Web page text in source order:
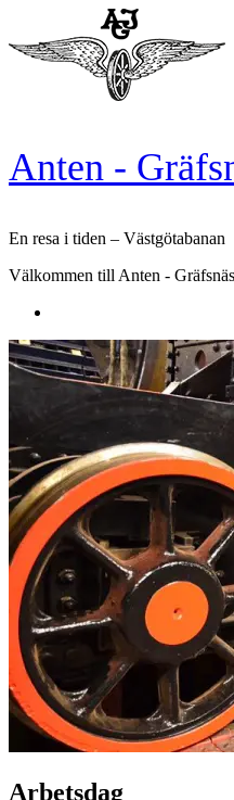
content
Anten -
En resa i tiden – Västgötabanan
Välkommen till Anten -
Arbetsdag